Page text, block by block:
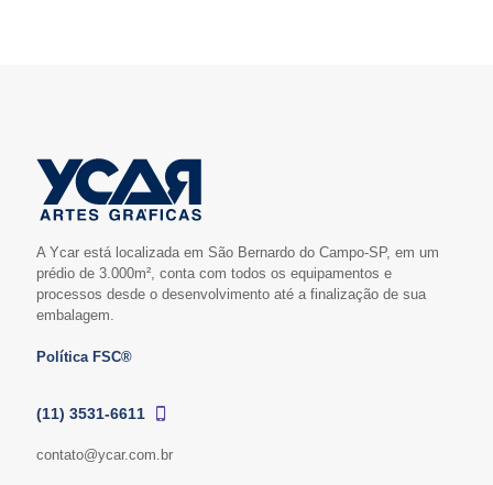
A Ycar está localizada em São Bernardo do Campo-SP, em um
prédio de 3.000m², conta com todos os equipamentos e
processos desde o desenvolvimento até a finalização de sua
embalagem.
Política FSC®
(11) 3531-6611
contato@ycar.com.br